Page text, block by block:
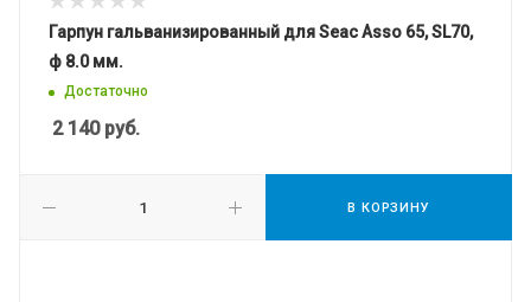
Гарпун гальванизированный для Seac Asso 65, SL70,
ф 8.0 мм.
Достаточно
2 140руб.
В КОРЗИНУ